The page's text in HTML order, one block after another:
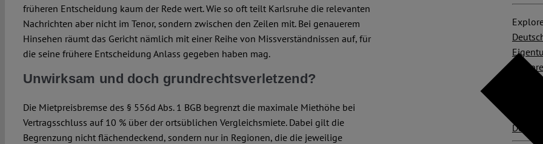
früheren Entscheidung kaum der Rede wert. Wie so oft teilt Karlsruhe die relevanten
Nachrichten aber nicht im Tenor, sondern zwischen den Zeilen mit. Bei genauerem
Hinsehen räumt das Gericht nämlich mit einer Reihe von Missverständnissen auf, für
die seine frühere Entscheidung Anlass gegeben haben mag.
Unwirksam und doch grundrechtsverletzend?
Die Mietpreisbremse des § 556d Abs. 1 BGB begrenzt die maximale Miethöhe bei
Vertragsschluss auf 10 % über der ortsüblichen Vergleichsmiete. Dabei gilt die
Begrenzung nicht flächendeckend, sondern nur in Regionen, die die jeweilige
Other